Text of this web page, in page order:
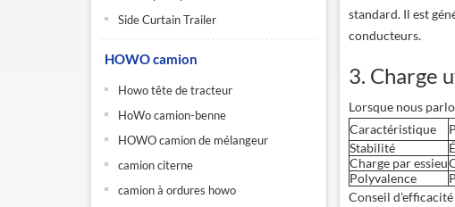
Side Curtain Trailer
HOWO camion
Howo tête de tracteur
HoWo camion-benne
HOWO camion de mélangeur
camion citerne
camion à ordures howo
standard. Il est
conducteurs.
3. Charge
Lorsque nous
Caractéristique
Stabilité
Charge par essieu
Polyvalence
Conseil